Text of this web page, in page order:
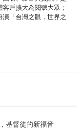
戶擴大為閱聽大眾；
「台灣之眼，世界之
基督徒的新福音